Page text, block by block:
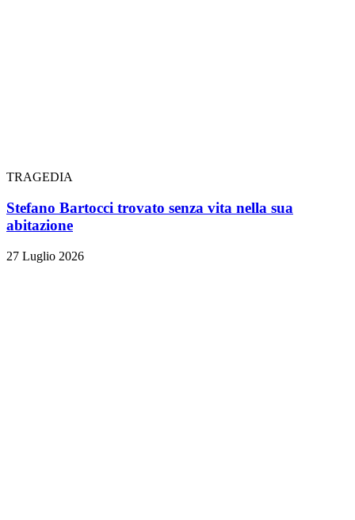
TRAGEDIA
Stefano Bartocci trovato senza vita nella sua
abitazione
27 Luglio 2026